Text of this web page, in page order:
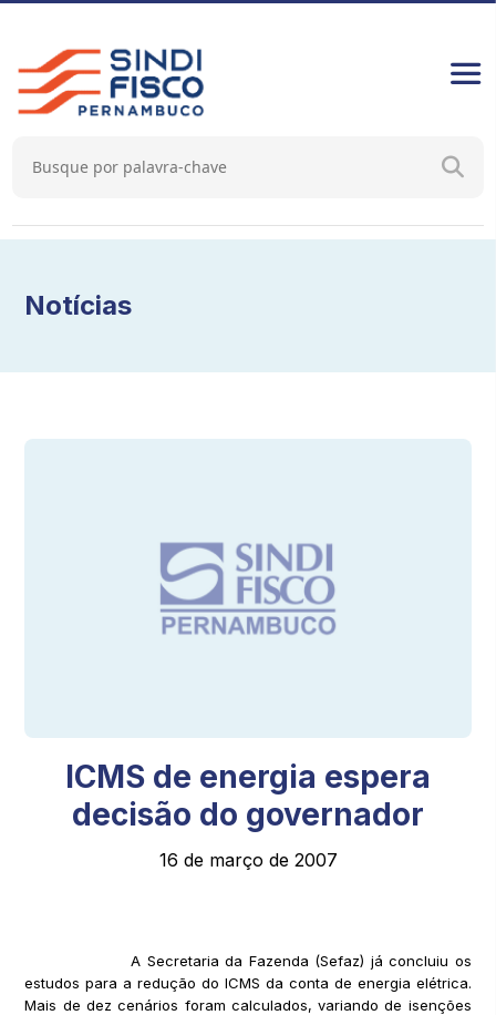
Notícias
ICMS de energia espera
decisão do governador
16 de março de 2007
A Secretaria da Fazenda (Sefaz) já concluiu os
estudos para a redução do ICMS da conta de energia elétrica.
Mais de dez cenários foram calculados, variando de isenções